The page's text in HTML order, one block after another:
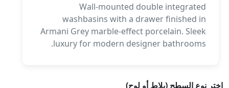
Wall-mounted double integrated
washbasins with a drawer finished in
Armani Grey marble-effect porcelain. Sleek
luxury for modern designer bathrooms.
اختر نوع السطح (بلاط أو لوح)